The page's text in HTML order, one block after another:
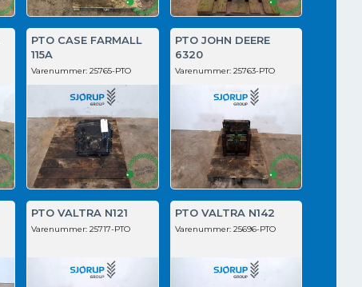
PTO CASE FARMALL
115A
Varenummer: 25765-PTO
PTO JOHN DEERE
6320
Varenummer: 25763-PTO
PTO VALTRA N121
Varenummer: 25717-PTO
PTO VALTRA N142
Varenummer: 25696-PTO